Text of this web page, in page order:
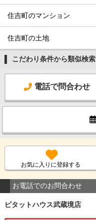
住吉町のマンション
住吉町の土地
こだわり条件から類似検索
電話で問合わせ
お気に入りに登録する
お電話でのお問合わせ
ピタットハウス武蔵境店